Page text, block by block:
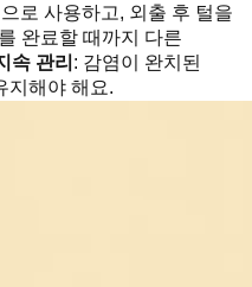
로 사용하고, 외출 후 털을
완료할 때까지 다른
속 관리 : 감염이 완치된
지해야 해요.